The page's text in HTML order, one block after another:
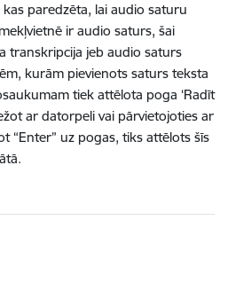
paredzēta, lai audio saturu
ir audio saturs, šai
transkripcija jeb audio saturs
kurām pievienots saturs teksta
tiek attēlota poga ‘Radīt
ar datorpeli vai pārvietojoties ar
“Enter” uz pogas, tiks attēlots šīs